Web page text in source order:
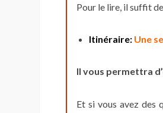
Pour le lire, il suffit
Itinéraire: Une
Il vous permettra
Et si vous avez des